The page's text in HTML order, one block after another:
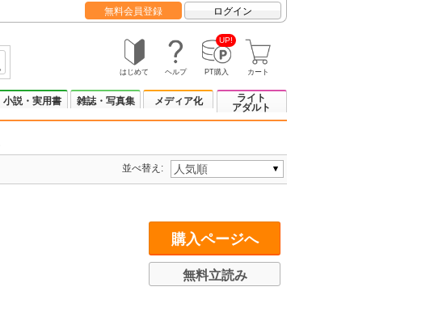
無料会員登録 ログイン
はじめて ヘルプ
UP!
PT購入 カート
小説・実用書 雑誌・写真集 メディア化
ライト
アダルト
並べ替え:
購入ページへ
無料立読み